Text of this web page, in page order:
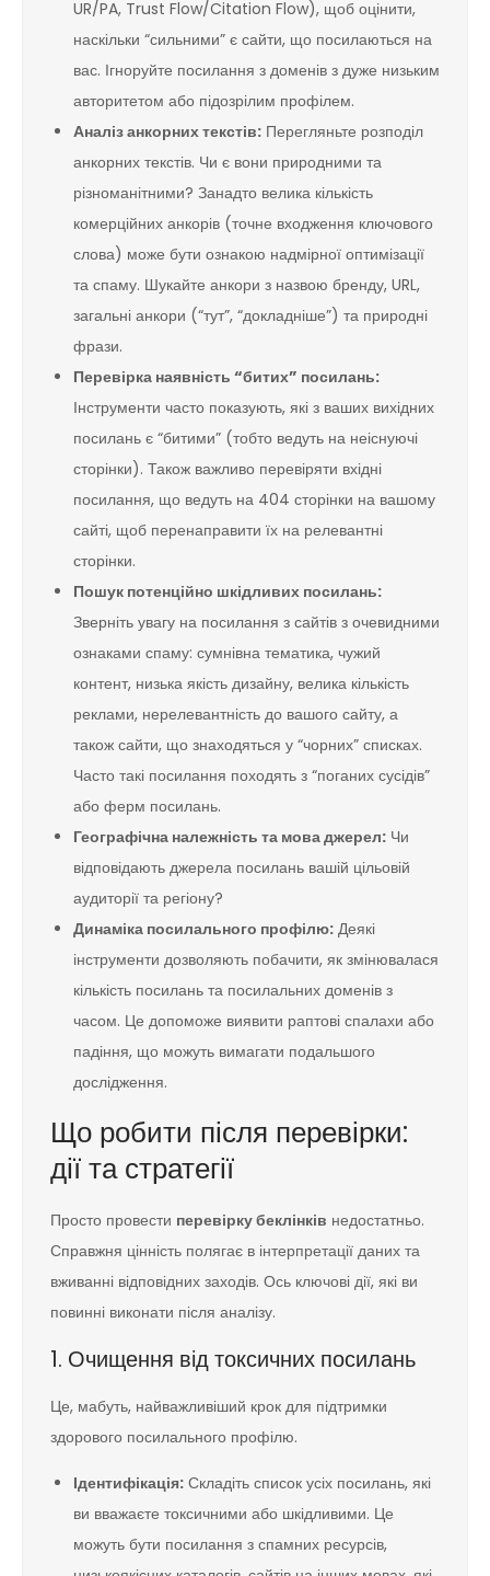
UR/PA, Trust Flow/Citation Flow), щоб оцінити,
наскільки “сильними” є сайти, що посилаються на
вас. Ігноруйте посилання з доменів з дуже низьким
авторитетом або підозрілим профілем.
Аналіз анкорних текстів: Перегляньте розподіл
анкорних текстів. Чи є вони природними та
різноманітними? Занадто велика кількість
комерційних анкорів (точне входження ключового
слова) може бути ознакою надмірної оптимізації
та спаму. Шукайте анкори з назвою бренду, URL,
загальні анкори (“тут”, “докладніше”) та природні
фрази.
Перевірка наявність “битих” посилань:
Інструменти часто показують, які з ваших вихідних
посилань є “битими” (тобто ведуть на неіснуючі
сторінки). Також важливо перевіряти вхідні
посилання, що ведуть на 404 сторінки на вашому
сайті, щоб перенаправити їх на релевантні
сторінки.
Пошук потенційно шкідливих посилань:
Зверніть увагу на посилання з сайтів з очевидними
ознаками спаму: сумнівна тематика, чужий
контент, низька якість дизайну, велика кількість
реклами, нерелевантність до вашого сайту, а
також сайти, що знаходяться у “чорних” списках.
Часто такі посилання походять з “поганих сусідів”
або ферм посилань.
Географічна належність та мова джерел: Чи
відповідають джерела посилань вашій цільовій
аудиторії та регіону?
Динаміка посилального профілю: Деякі
інструменти дозволяють побачити, як змінювалася
кількість посилань та посилальних доменів з
часом. Це допоможе виявити раптові спалахи або
падіння, що можуть вимагати подальшого
дослідження.
Що робити після перевірки:
дії та стратегії
Просто провести перевірку беклінків недостатньо.
Справжня цінність полягає в інтерпретації даних та
вживанні відповідних заходів. Ось ключові дії, які ви
повинні виконати після аналізу.
1. Очищення від токсичних посилань
Це, мабуть, найважливіший крок для підтримки
здорового посилального профілю.
Ідентифікація: Складіть список усіх посилань, які
ви вважаєте токсичними або шкідливими. Це
можуть бути посилання з спамних ресурсів,